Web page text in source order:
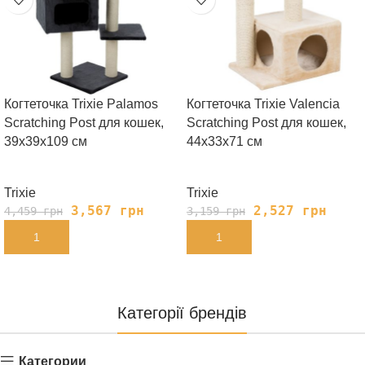
Когтеточка Trixie Palamos
Scratching Post для кошек,
39х39х109 см
Trixie
4,459грн 3,567 грн
В КОРЗИНУ
Когтеточка Trixie Valencia
Scratching Post для кошек,
44х33х71 см
Trixie
3,159грн 2,527 грн
В КОРЗИНУ
Категорії брендів
Категории